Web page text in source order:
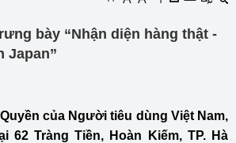
bày “Nhận diện hàng thật -
Japan”
của Người tiêu dùng Việt Nam,
62 Tràng Tiền, Hoàn Kiếm, TP. Hà